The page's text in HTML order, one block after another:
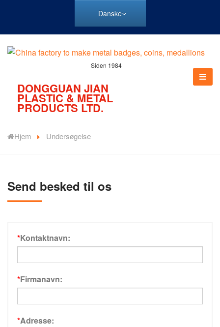
Danske
Siden 1984
DONGGUAN JIAN
PLASTIC & METAL
PRODUCTS LTD.
Hjem Undersøgelse
Send besked til os
*Kontaktnavn:
*Firmanavn:
*Adresse: